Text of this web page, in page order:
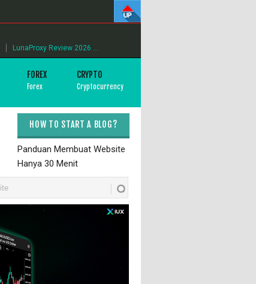
LunaProxy Review 2026 ...
FOREX
Forex
CRYPTO
Cryptocurrency
HOW TO START A BLOG?
Panduan Membuat Website
Hanya 30 Menit